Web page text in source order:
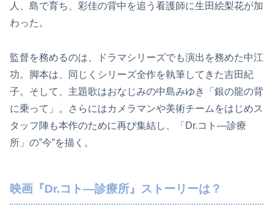
人、島で育ち、彩佳の背中を追う看護師に生田絵梨花が加
わった。
監督を務めるのは、ドラマシリーズでも演出を務めた中江
功。脚本は、同じくシリーズ全作を執筆してきた吉田紀
子。そして、主題歌はおなじみの中島みゆき「銀の龍の背
に乗って」。さらにはカメラマンや美術チームをはじめス
タッフ陣も本作のために再び集結し、「Dr.コト―診療
所」の”今”を描く。
映画『Dr.コト―診療所』ストーリーは？